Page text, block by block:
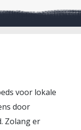
voor lokale
door
Zolang er